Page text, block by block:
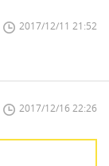
2017/12/11 21:52
2017/12/16 22:26